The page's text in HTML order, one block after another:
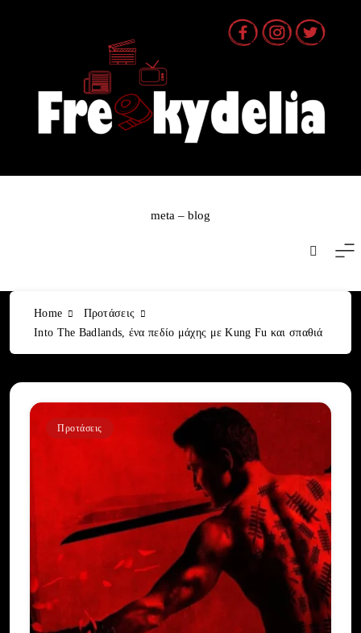
meta – blog
Home
Προτάσεις
Into The Badlands, ένα πεδίο μάχης με Kung Fu και σπαθιά
Προτάσεις